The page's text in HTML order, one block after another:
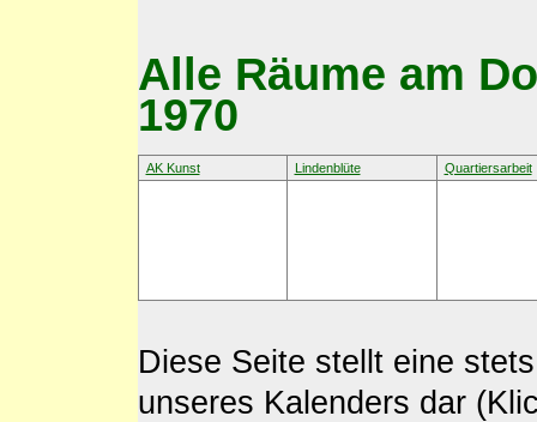
Alle Räume am
1970
AK Kunst Lindenblüte Quartiersarbeit
Diese Seite stellt eine
unseres Kalenders dar